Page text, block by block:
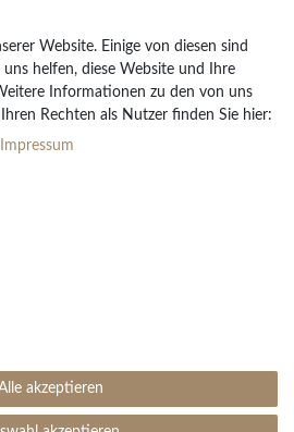
Website. Einige von diesen sind
uns helfen, diese Website und Ihre
Informationen zu den von uns
Rechten als Nutzer finden Sie hier:
Impressum
akzeptieren